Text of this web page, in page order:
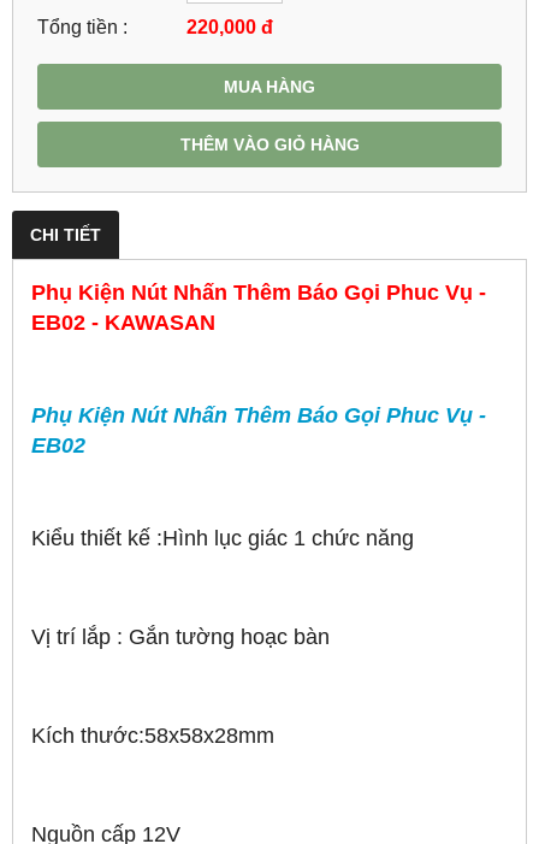
Tổng tiền : 220,000 đ
MUA HÀNG
THÊM VÀO GIỎ HÀNG
CHI TIẾT
Phụ Kiện Nút Nhấn Thêm Báo Gọi Phuc Vụ -
EB02 - KAWASAN
Phụ Kiện Nút Nhấn Thêm Báo Gọi Phuc Vụ -
EB02
Kiểu thiết kế :Hình lục giác 1 chức năng
Vị trí lắp : Gắn tường hoạc bàn
Kích thước:58x58x28mm
Nguồn cấp 12V